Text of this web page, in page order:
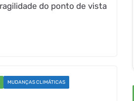
do ponto de vista
MUDANÇAS CLIMÁTICAS